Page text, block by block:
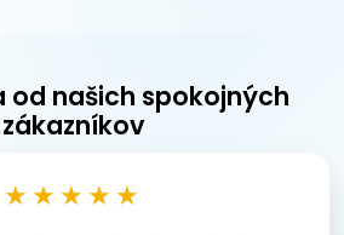
od našich spokojných
zákazníkov
★★★★★